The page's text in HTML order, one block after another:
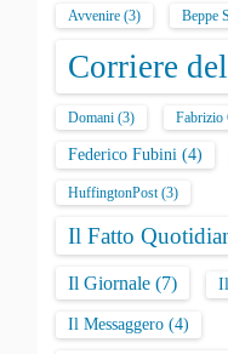
Avvenire (3) Beppe
Corriere
Domani (3) Fabrizio
Federico Fubini (4)
HuffingtonPost(3)
Il Fatto
Il Giornale (7)
Il Messaggero (4)